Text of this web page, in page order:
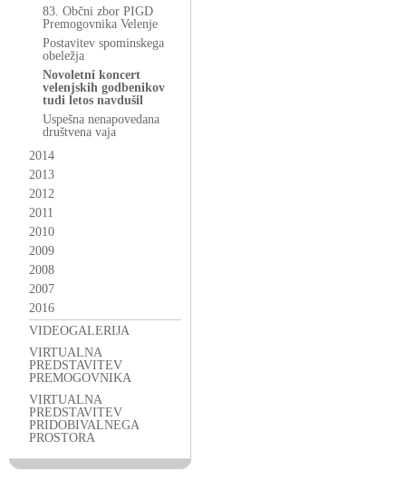
83. Občni zbor PIGD
Premogovnika Velenje
Postavitev spominskega
obeležja
Novoletni koncert
velenjskih godbenikov
tudi letos navdušil
Uspešna nenapovedana
društvena vaja
2014
2013
2012
2011
2010
2009
2008
2007
2016
VIDEOGALERIJA
VIRTUALNA
PREDSTAVITEV
PREMOGOVNIKA
VIRTUALNA
PREDSTAVITEV
PRIDOBIVALNEGA
PROSTORA